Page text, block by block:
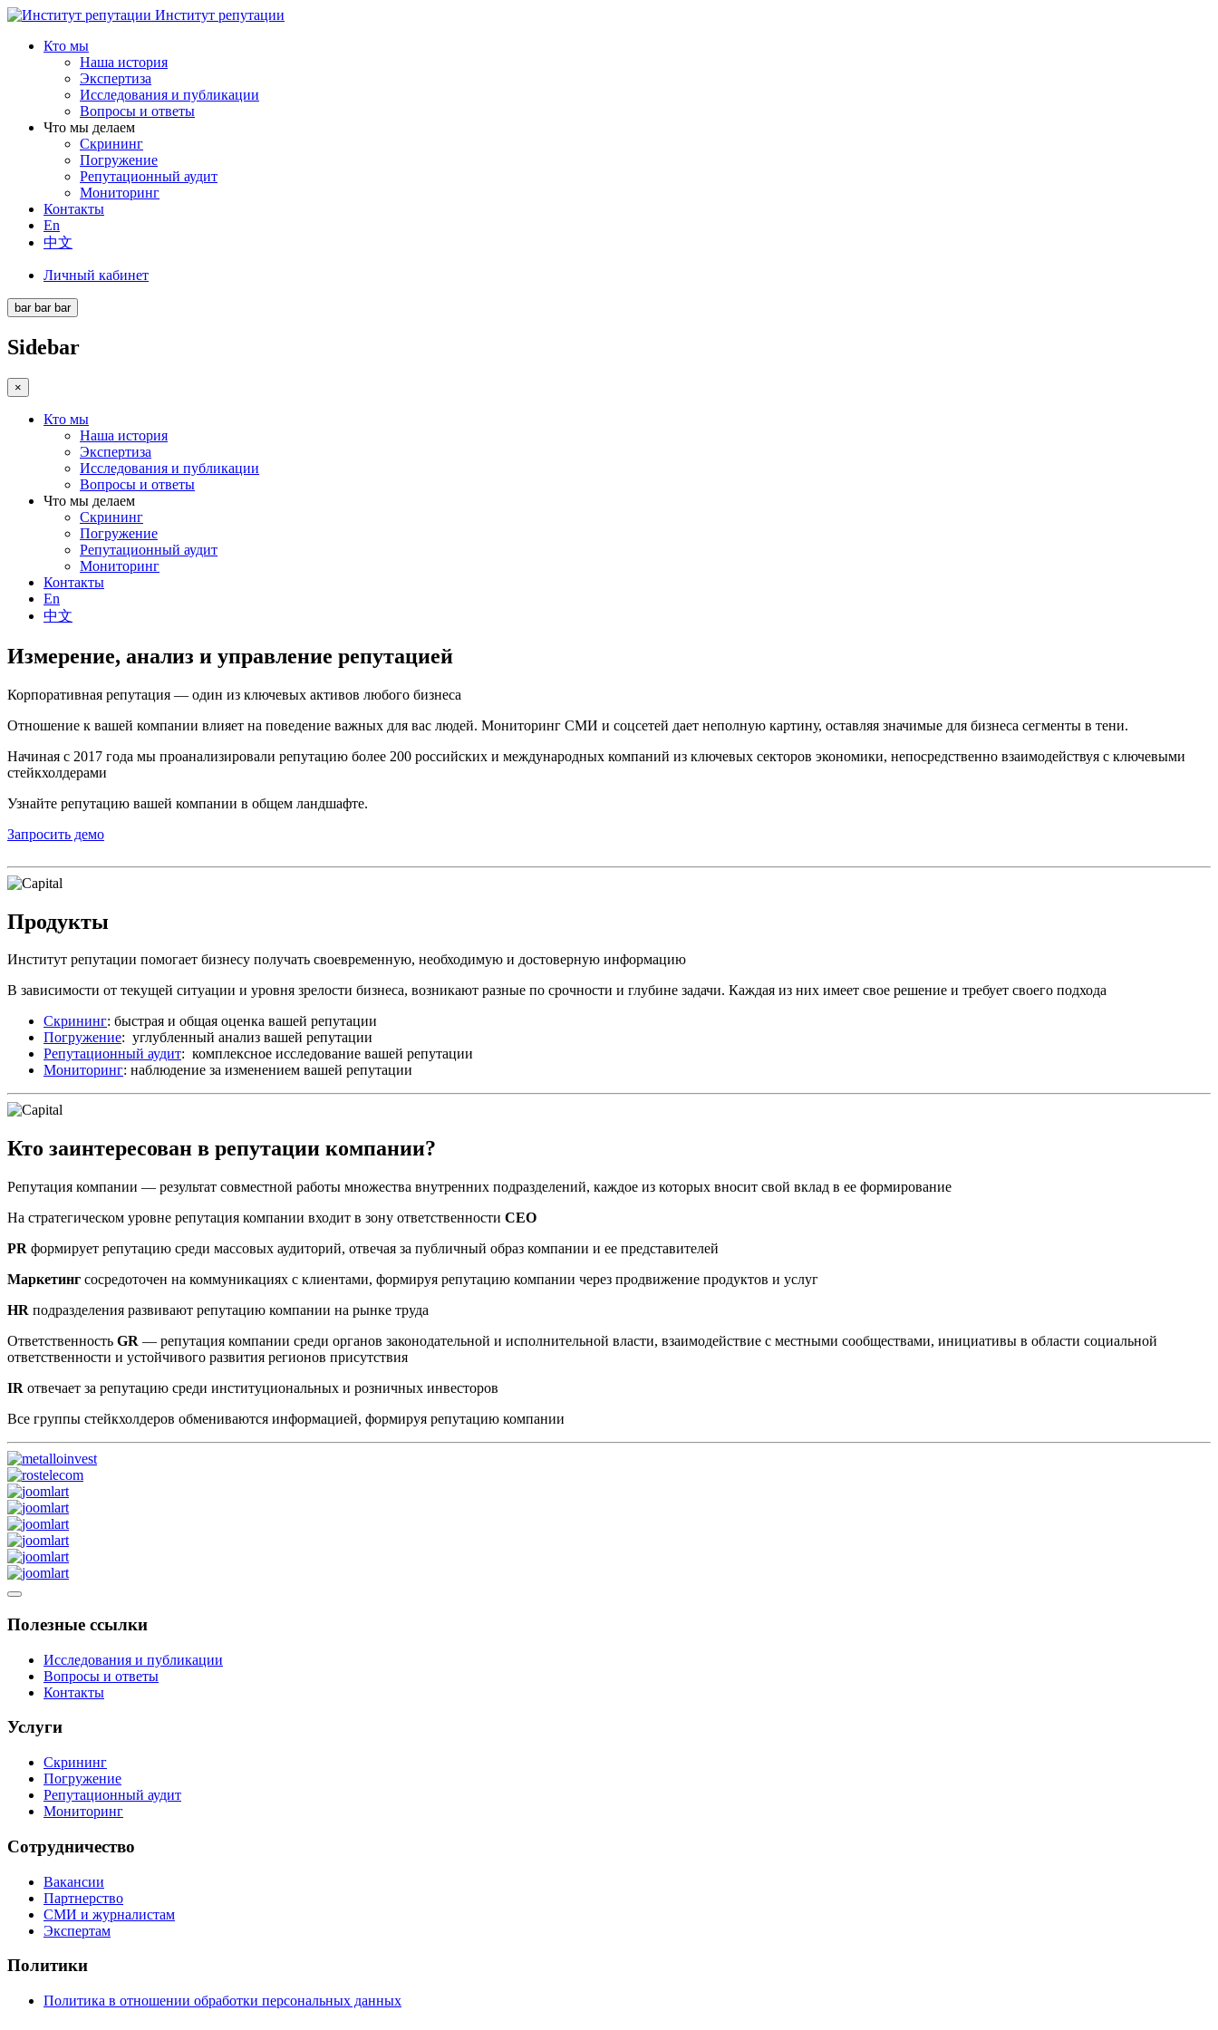
Институт репутации
Кто мы
Наша история
Экспертиза
Исследования и публикации
Вопросы и ответы
Что мы делаем
Скрининг
Погружение
Репутационный аудит
Мониторинг
Контакты
En
中文
Личный кабинет
bar bar bar
Sidebar
×
Кто мы
Наша история
Экспертиза
Исследования и публикации
Вопросы и ответы
Что мы делаем
Скрининг
Погружение
Репутационный аудит
Мониторинг
Контакты
En
中文
Измерение, анализ и управление репутацией
Корпоративная репутация — один из ключевых активов любого бизнеса
Отношение к вашей компании влияет на поведение важных для вас людей. Мониторинг СМИ и соцсетей дает неполную картину, оставляя значимые для бизнеса сегменты в тени.
Начиная с 2017 года мы проанализировали репутацию более 200 российских и международных компаний из ключевых секторов экономики, непосредственно взаимодействуя с ключевыми
стейкхолдерами
Узнайте репутацию вашей компании в общем ландшафте.
Запросить демо
Продукты
Институт репутации помогает бизнесу получать своевременную, необходимую и достоверную информацию
В зависимости от текущей ситуации и уровня зрелости бизнеса, возникают разные по срочности и глубине задачи. Каждая из них имеет свое решение и требует своего подхода
Скрининг: быстрая и общая оценка вашей репутации
Погружение: углубленный анализ вашей репутации
Репутационный аудит: комплексное исследование вашей репутации
Мониторинг: наблюдение за изменением вашей репутации
Кто заинтересован в репутации компании?
Репутация компании — результат совместной работы множества внутренних подразделений, каждое из которых вносит свой вклад в ее формирование
На стратегическом уровне репутация компании входит в зону ответственности CEO
PR формирует репутацию среди массовых аудиторий, отвечая за публичный образ компании и ее представителей
Маркетинг сосредоточен на коммуникациях с клиентами, формируя репутацию компании через продвижение продуктов и услуг
HR подразделения развивают репутацию компании на рынке труда
Ответственность GR — репутация компании среди органов законодательной и исполнительной власти, взаимодействие с местными сообществами, инициативы в области социальной
ответственности и устойчивого развития регионов присутствия
IR отвечает за репутацию среди институциональных и розничных инвесторов
Все группы стейкхолдеров обмениваются информацией, формируя репутацию компании
Полезные ссылки
Исследования и публикации
Вопросы и ответы
Контакты
Услуги
Скрининг
Погружение
Репутационный аудит
Мониторинг
Сотрудничество
Вакансии
Партнерство
СМИ и журналистам
Экспертам
Политики
Политика в отношении обработки персональных данных